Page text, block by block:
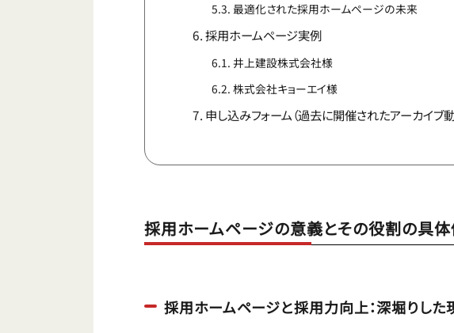
最適化された採用ホームページの未来
採用ホームページ実例
井上建設株式会社様
株式会社キョーエイ様
申し込みフォーム（過去に開催されたアーカイブ
採用ホームページの意義とその役割の具
採用ホームページと採用力向上：深堀りした